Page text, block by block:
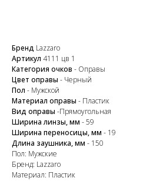
Бренд Lazzaro
Артикул 4111 цв 1
Категория очков - Оправы
Цвет оправы - Черный
Пол - Мужской
Материал оправы - Пластик
Вид оправы -Прямоугольная
Ширина линзы, мм - 59
Ширина переносицы, мм - 19
Длина заушника, мм - 150
Пол: Мужские
Бренд: Lazzarо
Материал: Пластик
Закажите обратный
звонок